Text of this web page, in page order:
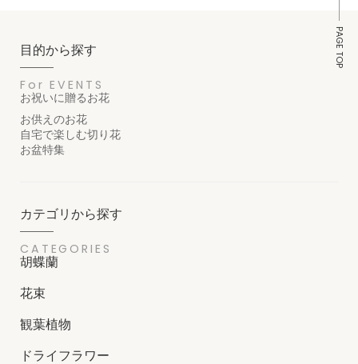
PAGE TOP
目的から探す
For EVENTS
お祝いに贈るお花
お供えのお花
自宅で楽しむ切り花
お盆特集
カテゴリから探す
CATEGORIES
胡蝶蘭
花束
観葉植物
ドライフラワー